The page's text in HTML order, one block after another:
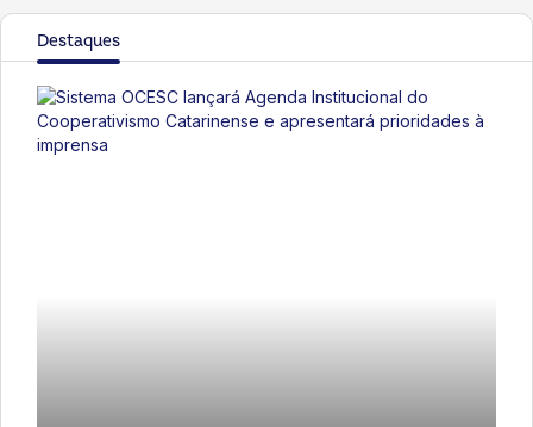
Destaques